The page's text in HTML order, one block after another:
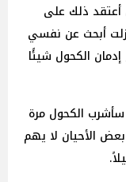
أعتقد ذلك على
زلت أبحث عن نفسي
الكحول شيئًا
سأشرب الكحول مرة
الأحيان لا يهم